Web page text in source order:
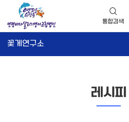
통합검색
꽃게연구소
레시피